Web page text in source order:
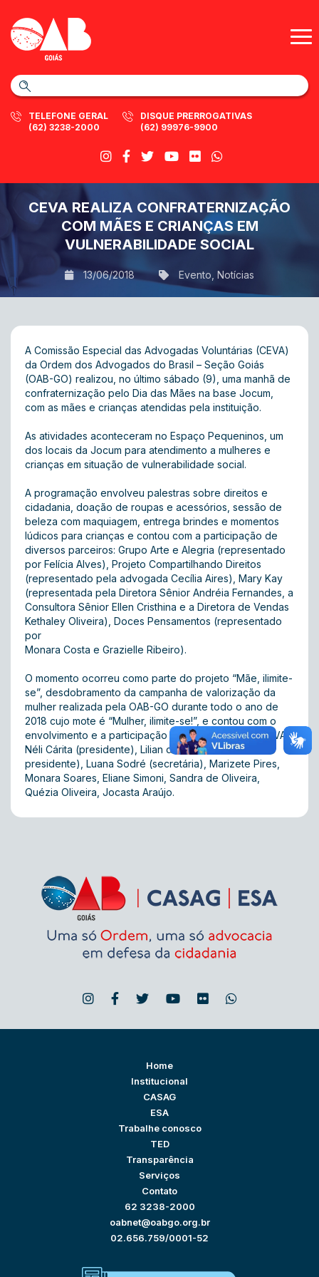
TELEFONE GERAL
(62) 3238-2000
DISQUE PRERROGATIVAS
(62) 99976-9900
CEVA REALIZA CONFRATERNIZAÇÃO
COM MÃES E CRIANÇAS EM
VULNERABILIDADE SOCIAL
13/06/2018 Evento Notícias
A Comissão Especial das Advogadas Voluntárias (CEVA)
da Ordem dos Advogados do Brasil – Seção Goiás
(OAB-GO) realizou, no último sábado (9), uma manhã de
confraternização pelo Dia das Mães na base Jocum,
com as mães e crianças atendidas pela instituição.
As atividades aconteceram no Espaço Pequeninos, um
dos locais da Jocum para atendimento a mulheres e
crianças em situação de vulnerabilidade social.
A programação envolveu palestras sobre direitos e
cidadania, doação de roupas e acessórios, sessão de
beleza com maquiagem, entrega brindes e momentos
lúdicos para crianças e contou com a participação de
diversos parceiros: Grupo Arte e Alegria (representado
por Felícia Alves ), Projeto Compartilhando Direitos
(representado pela advogada Cecília Aires), Mary Kay
(representada pela Diretora Sênior Andréia Fernandes, a
Consultora Sênior Ellen Cristhina e a Diretora de Vendas
Kethaley Oliveira ), Doces Pensamentos (representado
por
Monara Costa e Grazielle Ribeiro) .
O momento ocorreu como parte do projeto “Mãe, ilimite-
se”, desdobramento da campanha de valorização da
mulher realizada pela OAB-GO durante todo o ano de
2018 cujo mote é “Mulher, ilimite-se!” , e contou com o
envolvimento e a participação das integrantes da CEVA:
Néli Cárita (presidente), Lilian de Moura (vice-
presidente), Luana Sodré (secretária), Marizete Pires,
Monara Soares, Eliane Simoni, Sandra de Oliveira,
Quézia Oliveira, Jocasta Araújo.
Home
Institucional
CASAG
ESA
Trabalhe conosco
TED
Transparência
Serviços
Contato
62 3238-2000
oabnet@oabgo.org.br
02.656.759/0001-52